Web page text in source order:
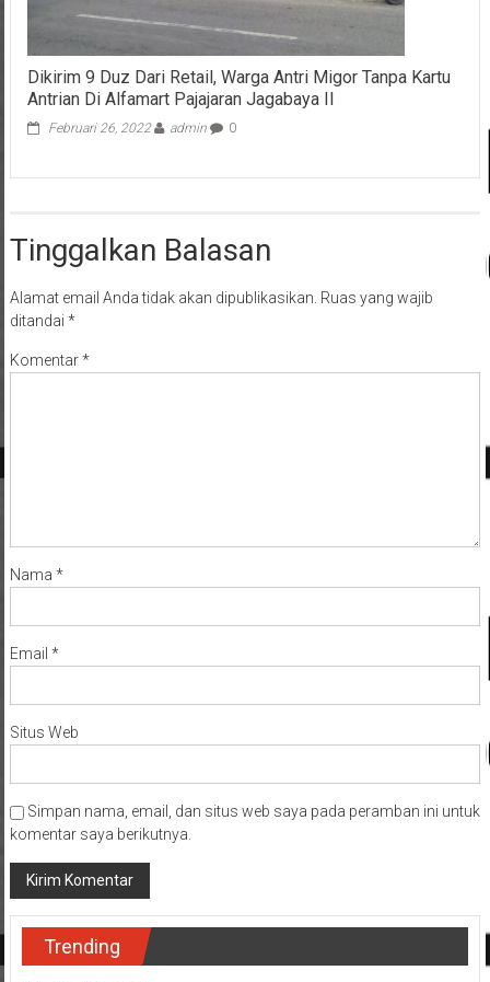
Dikirim 9 Duz Dari Retail, Warga Antri Migor Tanpa Kartu
Antrian Di Alfamart Pajajaran Jagabaya II
Februari 26, 2022 admin 0
Tinggalkan Balasan
Alamat email Anda tidak akan dipublikasikan. Ruas yang wajib
ditandai *
Komentar*
Nama *
Email *
Situs Web
Simpan nama, email, dan situs web saya pada peramban ini untuk
komentar saya berikutnya.
Trending